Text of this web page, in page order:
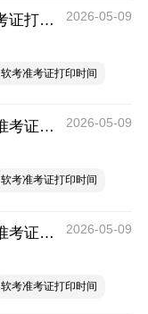
2026上半年软考信息处理技术员准考证打印时间入口及要求 2026-05-09
软考准考证打印时间
2026上半年软考嵌入式系统设计师准考证打印时间入口及要求 2026-05-09
软考准考证打印时间
2026上半年软考数据库系统工程师准考证打印时间入口及要求 2026-05-09
软考准考证打印时间